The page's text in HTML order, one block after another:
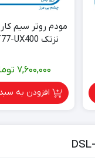
نزتک NZT77-UX400
7,600,000
افزودن به